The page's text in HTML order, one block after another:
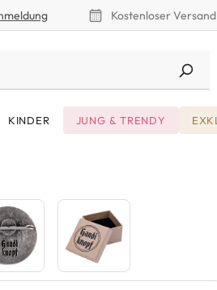
Kostenloser
KINDER JUNG & TRENDY